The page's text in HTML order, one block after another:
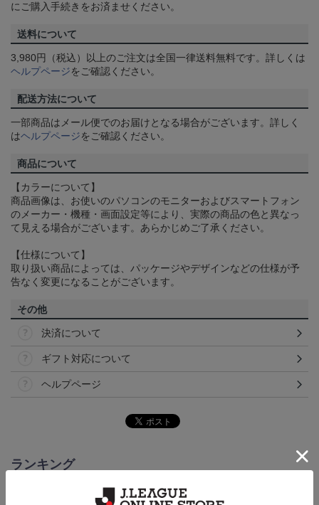
にご購入手続きをお済ませください。
送料について
3,980円（税込）以上のご注文は全国一律送料無料です。詳しくは
ヘルプページをご確認ください。
配送方法について
一部商品はメール便でのお届けとなる場合がございます。詳しく
はヘルプページをご確認ください。
商品について
【カラーについて】
商品画像は、お使いのパソコンのモニターおよびスマートフォン
のメーカー・機種・画面設定等により、実際の商品の色と異なっ
て見える場合がございます。あらかじめご了承ください。
【仕様について】
取り扱い商品によっては、パッケージやデザインなどの仕様が予
告なく変更になることがございます。
その他
決済について
ギフト対応について
ヘルプページ
ランキング